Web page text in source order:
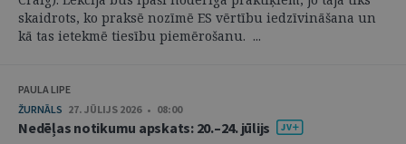
skaidrots, ko praksē nozīmē ES vērtību iedzīvināšana un
kā tas ietekmē tiesību piemērošanu. ...
PAULA LIPE
ŽURNĀLS 27. JŪLIJS 2026 • 08:00
Nedēļas notikumu apskats: 20.–24. jūlijs